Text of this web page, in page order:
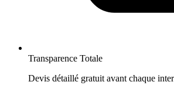
Transparence Totale
Devis détaillé gratuit avant chaque